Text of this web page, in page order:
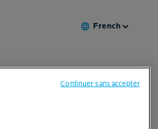
French
de prendre soin du patient
À
Continuer sans accepter